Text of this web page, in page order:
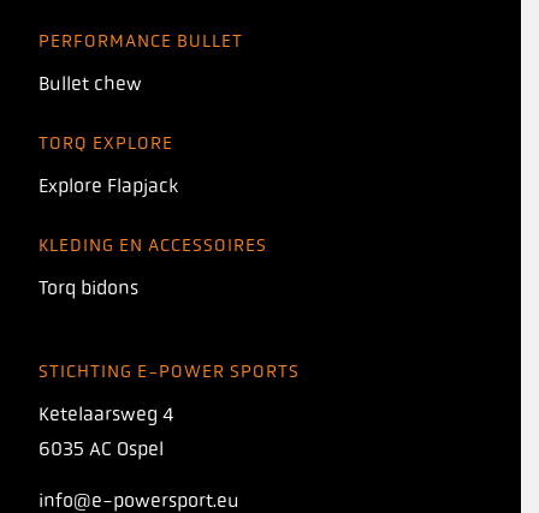
PERFORMANCE BULLET
Bullet chew
TORQ EXPLORE
Explore Flapjack
KLEDING EN ACCESSOIRES
Torq bidons
STICHTING E-POWER SPORTS
Ketelaarsweg 4
6035 AC Ospel
info@e-powersport.eu